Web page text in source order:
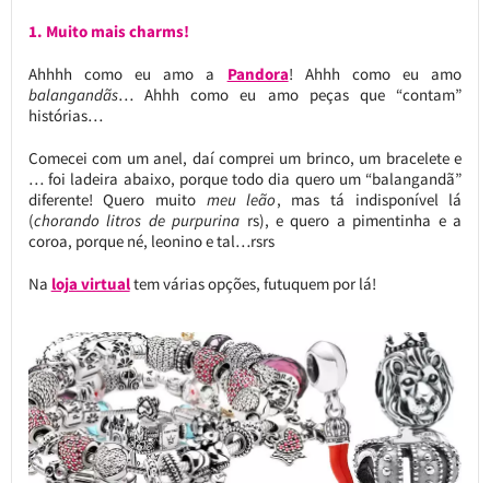
1. Muito mais charms!
Ahhhh como eu amo a Pandora! Ahhh como eu amo
balangandãs… Ahhh como eu amo peças que “contam”
histórias…
Comecei com um anel, daí comprei um brinco, um bracelete e
… foi ladeira abaixo, porque todo dia quero um “balangandã”
diferente! Quero muito meu leão, mas tá indisponível lá
(chorando litros de purpurina rs), e quero a pimentinha e a
coroa, porque né, leonino e tal…rsrs
Na loja virtualtem várias opções, futuquem por lá!